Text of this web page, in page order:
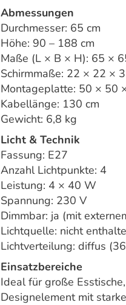
Abmessungen
Durchmesser: 65 cm
Höhe: 90 – 188 cm
Maße (L × B × H): 65 ×
Schirmmaße: 22 × 22 ×
Montageplatte: 50 × 50
Kabellänge: 130 cm
Gewicht: 6,8 kg
Licht & Technik
Fassung: E27
Anzahl Lichtpunkte: 4
Leistung: 4 × 40 W
Spannung: 230 V
Dimmbar: ja (mit
Lichtquelle: nicht
Lichtverteilung: diffus
Einsatzbereiche
Ideal für große
Designelement mit